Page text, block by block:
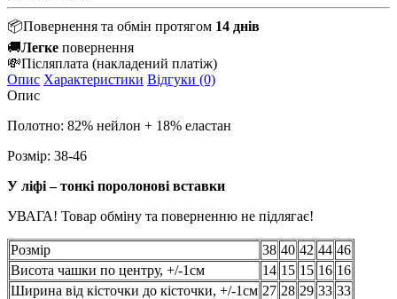
📦Повернення та обмін протягом 14 днів
🚚Легке повернення
💸Післяплата (накладений платіж)
Опис Характеристики Відгуки (0)
Опис
Полотно: 82% нейлон + 18% еластан
Розмір: 38-46
У ліфі – тонкі поролонові вставки
УВАГА! Товар обміну та поверненню не підлягає!
Розмір 38 40 42 44 46
Висота чашки по центру, +/-1см
14 15 15 16 16
Ширина від кісточки до кісточки, +/-1см 27 28 29 33 33